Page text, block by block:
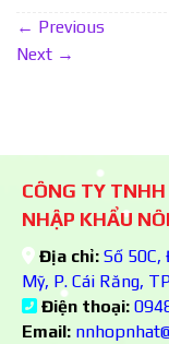
← Previous
Next →
CÔNG TY
NHẬP KHẨU
Địa chỉ:Số 50C,
Mỹ, P. Cái Răng,
Điện thoại:
Email: